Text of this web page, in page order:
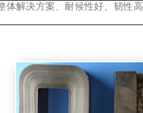
体解决方案、耐候性好、韧性高